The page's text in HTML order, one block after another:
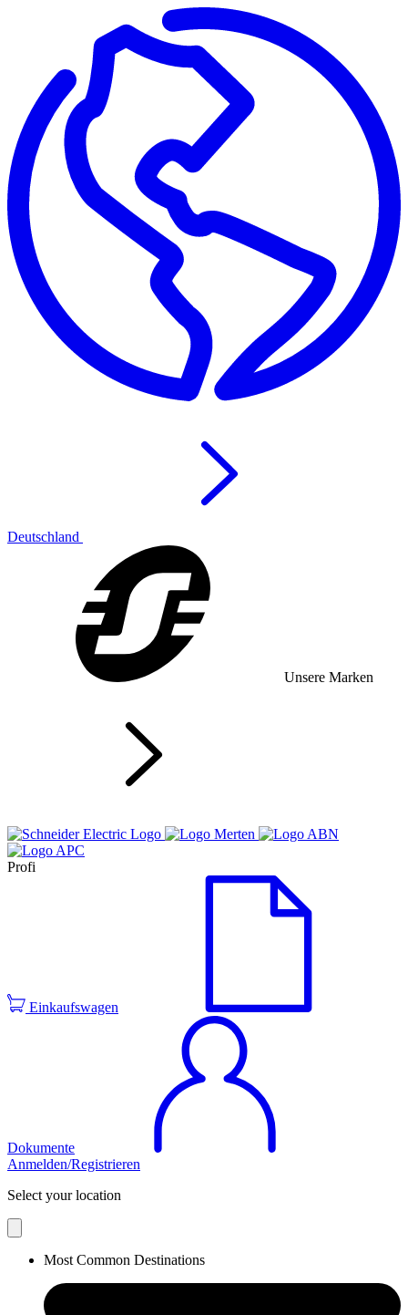
Deutschland
Unsere Marken
Profi
Einkaufswagen
Dokumente
Anmelden/Registrieren
Select your location
Most Common Destinations